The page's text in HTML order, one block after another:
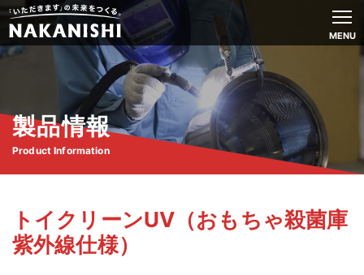
MENU
製品情報
Product Information
トイクリーンUV（おもちゃ殺菌庫
紫外線仕様）